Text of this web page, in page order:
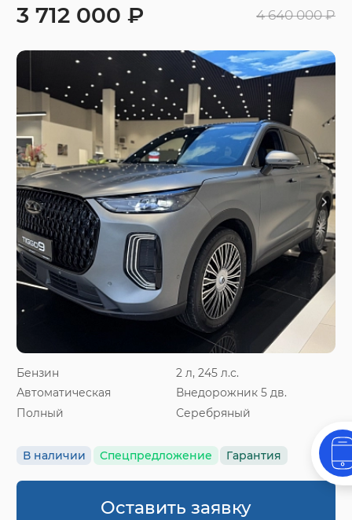
Бензин
2 л, 245 л.с.
Автоматическая
Внедорожник 5 дв.
Полный
Серебряный
В наличии Спецпредложение Гарантия
3 712 000 ₽ 4 640 000 ₽
Оставить заявку